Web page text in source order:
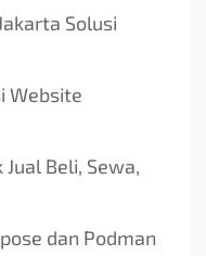
Solusi
Website
Beli, Sewa,
dan Podman